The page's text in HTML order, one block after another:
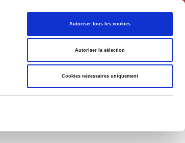
Autoriser tous les cookies
Autoriser la sélection
Cookies nécessaires uniquement
English